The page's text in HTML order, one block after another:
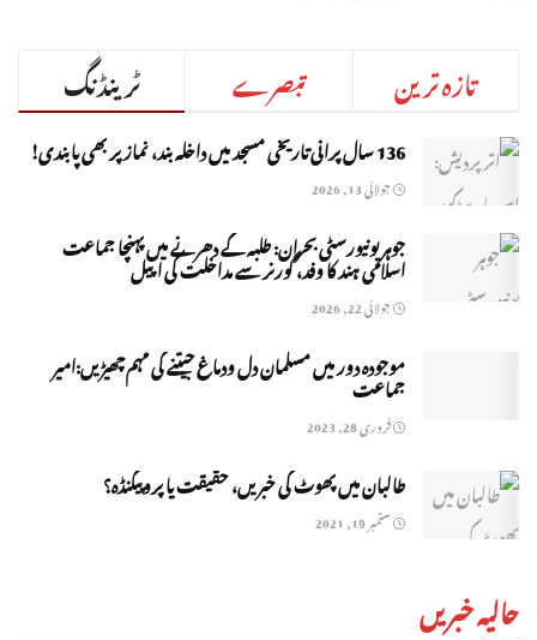
ٹرینڈنگ تبصرے تازہ ترین
136 سال پرانی تاریخی مسجد میں داخلہ بند، نماز پر بھی پابندی!
جولائی 13, 2026
جوہر یونیورسٹی بحران: طلبہ کے دھرنے میں پہنچا جماعت
اسلامی ہند کا وفد، گورنر سے مداخلت کی اپیل
جولائی 22, 2026
موجودہ دور میں مسلمان دل ودماغ جیتنے کی مہم چھیڑیں:امیر
جماعت
فروری 28, 2023
طالبان ميں پھوٹ کی خبريں، حقيقت يا پروپيگنڈہ؟
ستمبر 19, 2021
حالیہ خبریں